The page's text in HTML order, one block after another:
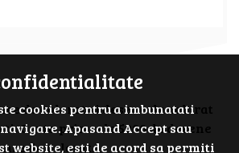
de colorat si desene de colorat
Cauta prin cele 5000 de desene
de colorat.
cookies pentru a imbunatati
Apasand Accept sau
website, esti de acord sa permiti